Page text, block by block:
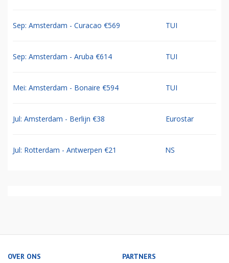
Sep: Amsterdam - Curacao €569 TUI
Sep: Amsterdam - Aruba €614 TUI
Mei: Amsterdam - Bonaire €594 TUI
Jul: Amsterdam - Berlijn €38 Eurostar
Jul: Rotterdam - Antwerpen €21 NS
OVER ONS PARTNERS